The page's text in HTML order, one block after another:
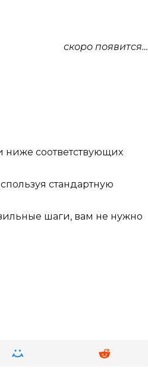
скоро появится…
ниже соответствующих
стандартную
шаги, вам не нужно